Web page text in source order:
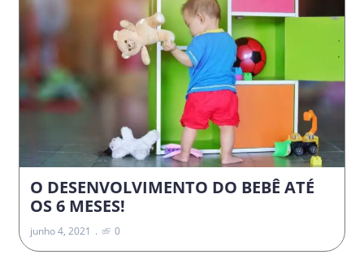
O DESENVOLVIMENTO DO BEBÊ ATÉ
OS 6 MESES!
junho 4, 2021 0